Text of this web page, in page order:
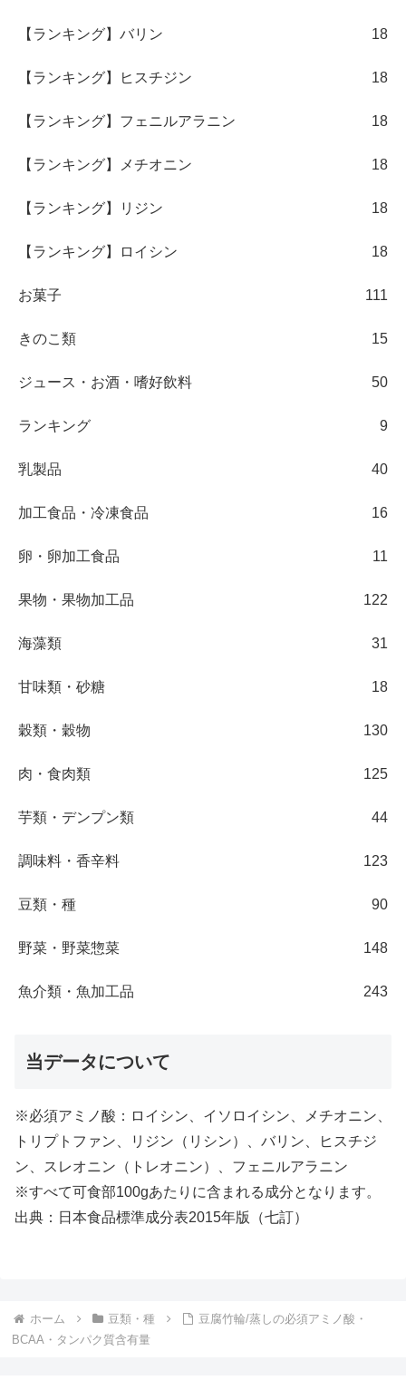
【ランキング】バリン 18
【ランキング】ヒスチジン 18
【ランキング】フェニルアラニン 18
【ランキング】メチオニン 18
【ランキング】リジン 18
【ランキング】ロイシン 18
お菓子 111
きのこ類 15
ジュース・お酒・嗜好飲料 50
ランキング 9
乳製品 40
加工食品・冷凍食品 16
卵・卵加工食品 11
果物・果物加工品 122
海藻類 31
甘味類・砂糖 18
穀類・穀物 130
肉・食肉類 125
芋類・デンプン類 44
調味料・香辛料 123
豆類・種 90
野菜・野菜惣菜 148
魚介類・魚加工品 243
当データについて
※必須アミノ酸：ロイシン、イソロイシン、メチオニン、
トリプトファン、リジン（リシン）、バリン、ヒスチジ
ン、スレオニン（トレオニン）、フェニルアラニン
※すべて可食部100gあたりに含まれる成分となります。
出典：日本食品標準成分表2015年版（七訂）
ホーム 豆類・種
豆腐竹輪/蒸しの必須アミノ酸・
BCAA・タンパク質含有量